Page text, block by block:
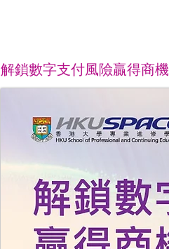
解鎖數字支付風險贏得商機